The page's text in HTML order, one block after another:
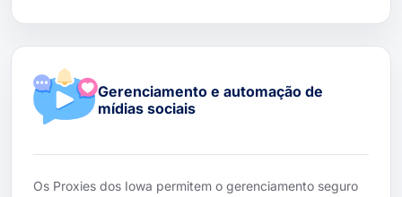
Gerenciamento e automação de
mídias sociais
Os Proxies dos Iowa permitem o gerenciamento seguro